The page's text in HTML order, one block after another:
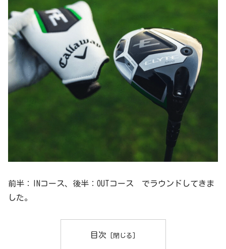
前半：INコース、後半：OUTコース でラウンドしてきま
した。
目次